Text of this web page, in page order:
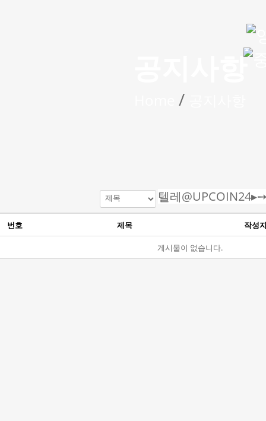
공지사항
/
번호 제목 작성
게시물이 없습니다.